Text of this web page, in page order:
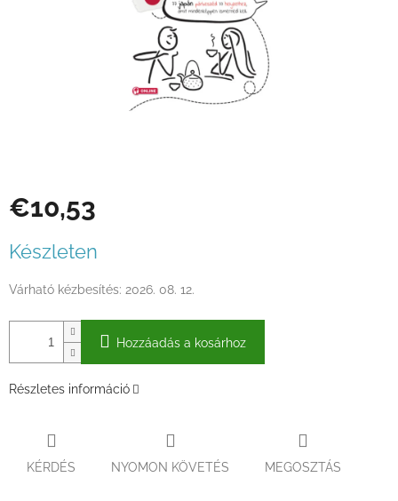
€10,53
Készleten
Várható kézbesítés: 2026. 08. 12.
Hozzáadás a kosárhoz
Részletes információ
KÉRDÉS NYOMON KÖVETÉS MEGOSZTÁS